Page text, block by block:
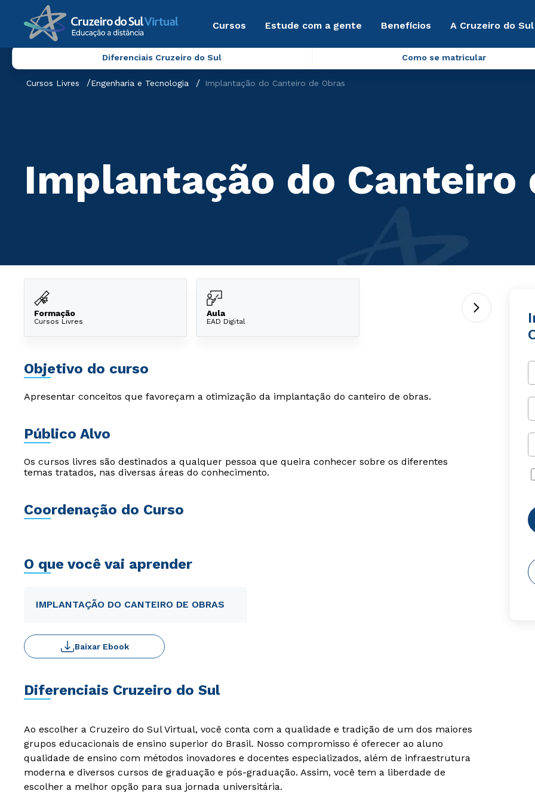
Cursos Estude com a gente Benefícios A Cruzeiro do
Diferenciais Cruzeiro do Sul Como se matricular
Cursos Livres Engenharia e Tecnologia Implantação do Canteiro de Obras
Implantação do Canteiro
Formação
Cursos Livres
Aula
EAD Digital
Objetivo do curso
Apresentar conceitos que favoreçam a otimização da implantação do canteiro de obras.
Público Alvo
Os cursos livres são destinados a qualquer pessoa que queira conhecer sobre os diferentes
temas tratados, nas diversas áreas do conhecimento.
Coordenação do Curso
O que você vai aprender
IMPLANTAÇÃO DO CANTEIRO DE OBRAS
Baixar Ebook
Diferenciais Cruzeiro do Sul
Ao escolher a Cruzeiro do Sul Virtual, você conta com a qualidade e tradição de um dos maiores
grupos educacionais de ensino superior do Brasil. Nosso compromisso é oferecer ao aluno
qualidade de ensino com métodos inovadores e docentes especializados, além de infraestrutura
moderna e diversos cursos de graduação e pós-graduação. Assim, você tem a liberdade de
escolher a melhor opção para sua jornada universitária.